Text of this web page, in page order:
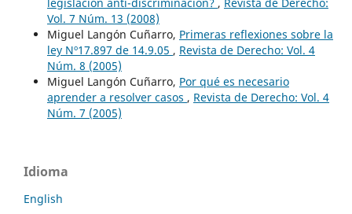
legislación anti-discriminación? , Revista de Derecho:
Vol. 7 Núm. 13 (2008)
Miguel Langón Cuñarro, Primeras reflexiones sobre la
ley Nº17.897 de 14.9.05 , Revista de Derecho: Vol. 4
Núm. 8 (2005)
Miguel Langón Cuñarro, Por qué es necesario
aprender a resolver casos , Revista de Derecho: Vol. 4
Núm. 7 (2005)
Idioma
English